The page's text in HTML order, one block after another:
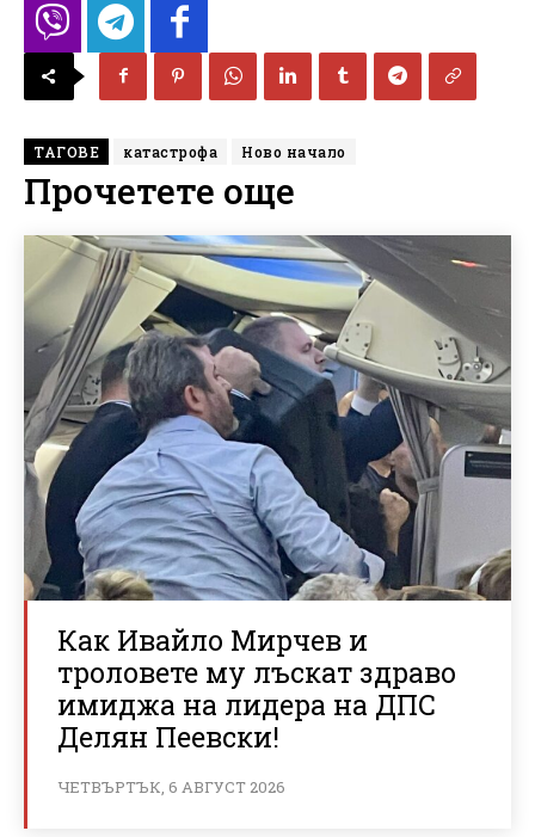
ТАГОВЕ катастрофа Ново начало
Прочетете още
Как Ивайло Мирчев и
троловете му лъскат здраво
имиджа на лидера на ДПС
Делян Пеевски!
ЧЕТВЪРТЪК, 6 АВГУСТ 2026